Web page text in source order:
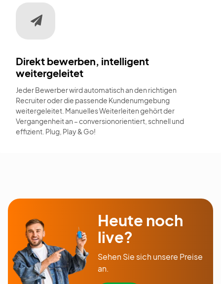
Direkt bewerben, intelligent
weitergeleitet
Jeder Bewerber wird automatisch an den richtigen
Recruiter oder die passende Kundenumgebung
weitergeleitet. Manuelles Weiterleiten gehört der
Vergangenheit an – conversionorientiert, schnell und
effizient. Plug, Play & Go!
Heute noch
live?
Sehen Sie sich unsere Preise
an.